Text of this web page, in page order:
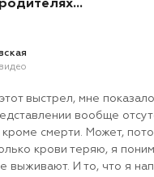
выстрел, мне
вообще
смерти. Может,
крови теряю, я
выживают. И то, что я